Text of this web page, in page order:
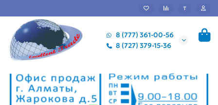
₸
8 (777) 361-00-56
8 (727) 379-15-36